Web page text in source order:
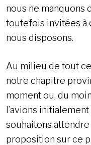
nous ne manquons
toutefois invitées à
nous disposons.
Au milieu de tout
notre chapitre
moment ou, du
l’avions
souhaitons
proposition sur ce